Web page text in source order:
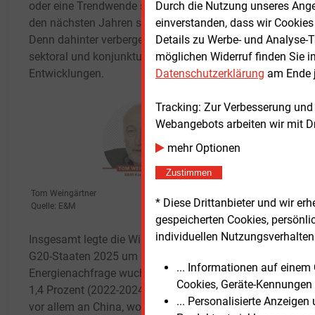
Durch die Nutzung unseres
einverstanden, dass wir
Details zu Werbe- und
möglichen Widerruf finden Sie
Datenschutzerklärung am Ende
Tracking: Zur Verbesserung
Webangebots arbeiten wir mit
mehr Optionen
Zustimmen
* Diese Drittanbieter und wir
gespeicherten Cookies,
individuellen
... Informationen auf einem
Cookies, Geräte-
... Personalisierte
oder eine Trendwende sei, werde man erst in
den nächsten Jahren sehen, sagt Bettzüge.
Denn dahinter verbergen sich regional,
sektoral und konjunkturell unterschiedliche
Entwicklungen.
Tom Weingärtner
Quelle: E&M
Insgesamt legte die Wirtschaftsleistung in den
G20-Staaten 2025 um 3
Energienachfrage wuchs aber nur um
1,4 Prozent (2022-2024: 2
Prozent). Das lag
vor allem an China, wo nur noch 2 Prozent
Der
2025
im
(+2
vor
Der
der
des
als